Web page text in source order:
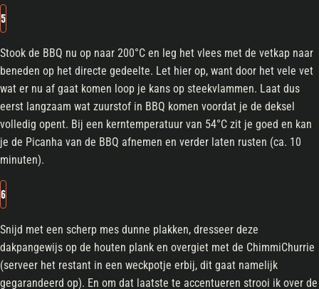
5
Stook de BBQ nu op naar 200°C en leg het vlees met de vetkap naar
beneden op het directe gedeelte. Let hier op, want door het vele vet
wat er nu af gaat komen loop je kans op steekvlammen. Laat dus
eerst langzaam wat zuurstof in BBQ komen voordat je de deksel
volledig opent. Bij een kerntemperatuur van 54°C zit je goed en kan
je de Picanha van de BBQ afnemen en verder laten rusten (ca. 10
minuten).
6
Snijd met een scherp mes dunne plakken, dresseer deze
dakpangewijs op de houten plank en overgiet met de ChimmiChurrie
(serveer het restant in een weckpotje erbij, dit gaat namelijk
gegarandeerd op). En om dat laatste te accentueren strooi ik over de